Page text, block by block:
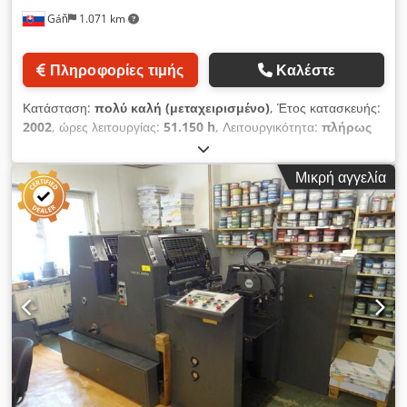
προκαθορισμένη ρύθμιση των μελανοδοχείων από την
τους κυλίνδρους πλάκας και τους κυλίνδρους μελανιού (δεν
έχει εγκατασταθεί η μονάδα πλύσης κουβέρτας) *
χρησιμοποιείται καθημερινά και μπορεί να επιθεωρηθεί κατά τη
λειτουργία της. * Οι αρχικοί κύλινδροι μελανιού και υγρασίας
της Heidelberg αντικαταστάθηκαν πριν από περίπου 2 χρόνια
(διατίθεται τιμολόγιο). * Η μηχανή λειτουργεί άψογα και παράγει
εμπορικά προϊόντα εκτύπωσης καθημερινά. * Πωλείται πλήρης
με μια διάτρητη και κάμπτρα πλάκας. Αυτόματα Συστήματα
Πλύσης Dsdpfx Afezrr U Ueneck Η μηχανή είναι εξοπλισμένη
με αυτόματα συστήματα πλύσης για: * Κυλίνδρους εκτύπωσης
και μεταφοράς. * Κυλίνδρους μελανιού. Οι μονάδες πλύσης
κουβέρτας δεν είναι εγκατεστημένες. Έγγραφα * Διατίθεται το
αρχικό τιμολόγιο αγοράς. * Αρχικά εγχειρίδια και εργαλεία της
Heidelberg. * Αρχικά ηλεκτρικά διαγράμματα. Όροι Πώλησης *
Θα εκδοθεί τιμολόγιο με ΦΠΑ. * Η αποσυναρμολόγηση, η
φόρτωση και η μεταφορά αποτελούν ευθύνη του αγοραστή.
Ιδανική για Εκτυπώσεις * Φυλλάδια * Διαφημιστικά έντυπα *
Επαγγελματικές κάρτες * Φάκελοι * Έντυπα * Ετικέτες *
Gáň 1.071 km
Πληροφορίες τιμής Καλέστε
Κατάσταση: πολύ καλή (μεταχειρισμένο), Έτος κατασκευής:
2002, ώρες λειτουργίας: 51.150 h, Λειτουργικότητα: πλήρως
, αριθμός μηχανήματος/οχήματος:
κανάλια χρώματος:2, ελάχιστο βάρος χαρτιού:55 γρ/μ²,
μέγιστο βάρος χαρτιού:650 γρ/μ², ελάχιστο πλάτος χαρτιού:
430 χιλ., μέγιστο πλάτος χαρτιού:1.050 χιλ., ρεύμα εισόδου:
125 A , τάση εισόδου:400 V, Εξοπλισμός:τεκμηρίωση /
εγχειρίδιο, Μηχανή εκτύπωσης Roland R702P SW, έτος
κατασκευής 2002, ημιαυτόματη φόρτωση πλάκας PPL, DELTA,
αυτόματο πλύσιμο, αναστροφέας, technotrans BETA D.
Πωλείται από τον αρχικό ιδιοκτήτη, ο οποίος τη
χρησιμοποιούσε στην παραγωγή του. Αυτόματο πλύσιμο των
κυλίνδων με μελάνι. Αυτόματο πλύσιμο της κουβέρτας.
Αυτόματη στοίβαξη των εκτυπωμένων φύλλων. Σύστημα
ελέγχου: RCI Remote Control Desk (για μελάνι και
ευθυγράμμιση). 198 εκατομμύρια εκτυπώσεις. Τρόπος
Μικρή αγγελία